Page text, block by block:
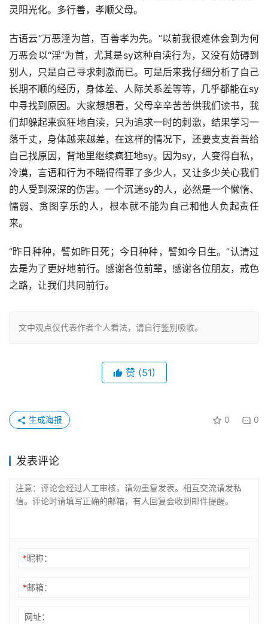
灵阳光化。多行善，孝顺父母。
古语云“万恶淫为首，百善孝为先。”以前我很难体会到为何
万恶会以“淫”为首，尤其是sy这种自渎行为，又没有妨碍到
别人，只是自己寻求刺激而已。可是后来我仔细分析了自己
长期不顺的经历，身体差、人际关系差等等，几乎都能在sy
中寻找到原因。大家想想看，父母辛辛苦苦供我们读书，我
们却躲起来疯狂地自渎，只为追求一时的刺激，结果学习一
落千丈，身体越来越差，在这样的情况下，还要支支吾吾给
自己找原因，背地里继续疯狂地sy。因为sy，人变得自私，
冷漠，言语和行为不晓得得罪了多少人，又让多少关心我们
的人受到深深的伤害。一个沉迷sy的人，必然是一个懒惰、
懦弱、贪图享乐的人，根本就不能为自己和他人负起责任
来。
“昨日种种，譬如昨日死；今日种种，譬如今日生。”认清过
去是为了更好地前行。感谢各位前辈，感谢各位朋友，戒色
之路，让我们共同前行。
文中观点仅代表作者个人看法，请自行鉴别吸收。
赞 (51)
0 0
生成海报
发表评论
*昵称：
*邮箱：
网址：